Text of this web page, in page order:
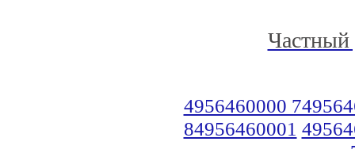
Частный
4956460000
84956460001